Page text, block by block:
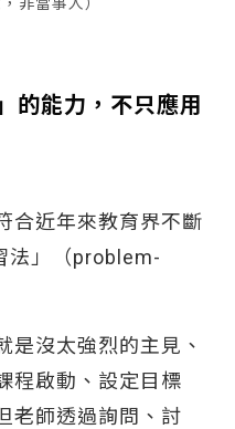
的能力，不只應用
合近年來教育界不斷
法」（problem-
是沒太強烈的主見、
程啟動、設定目標
老師透過詢問、討